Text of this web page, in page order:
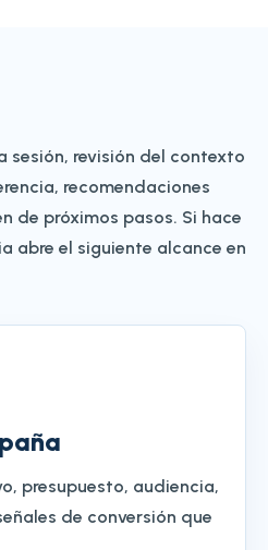
sesión, revisión del contexto
recomendaciones
de próximos pasos. Si hace
abre el siguiente alcance en
presupuesto, audiencia,
de conversión que